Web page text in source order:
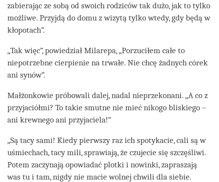
zabierając ze sobą od swoich rodziców tak dużo, jak to tylko
możliwe. Przyjdą do domu z wizytą tylko wtedy, gdy będą w
kłopotach”.
„Tak więc”, powiedział Milarepa, „Porzuciłem całe to
niepotrzebne cierpienie na trwałe. Nie chcę żadnych córek
ani synów”.
Małżonkowie próbowali dalej, nadal nieprzekonani. „A co z
przyjaciółmi? To takie smutne nie mieć nikogo bliskiego –
ani krewnego ani przyjaciela!”
„Są tacy sami! Kiedy pierwszy raz ich spotykacie, cali są w
uśmiechach, tacy mili, sprawiają, że czujecie się szczęśliwi.
Potem zaczynają opowiadać plotki i nowinki, zapraszają
was tu i tam, nigdy nie macie wolnej chwili dla siebie.